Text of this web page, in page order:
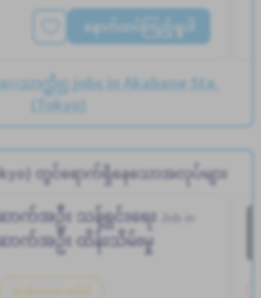
နောက်ထပ်ကြည့်ရှုပါ
ေသာက္ဆိုင္ jobs in Akabane Sta.
(Tokyo)
တွင်ရောက်ရှိနေသောအလုပ်များ
ာက်အဦး သန့်ရှင်းရေး
ာက်အဦး ထိန်းသိမ်းမှု
ဂျပန်ဘာသာ မလိုပါ